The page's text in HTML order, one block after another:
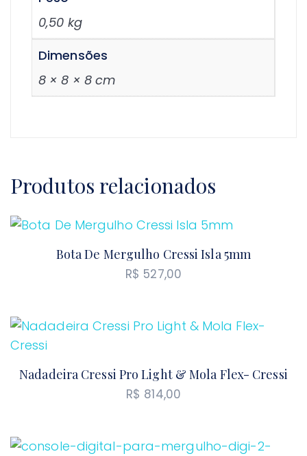
0,50 kg
Dimensões
8 × 8 × 8 cm
Produtos relacionados
Bota De Mergulho Cressi Isla 5mm
R$ 527,00
Nadadeira Cressi Pro Light & Mola Flex- Cressi
R$ 814,00